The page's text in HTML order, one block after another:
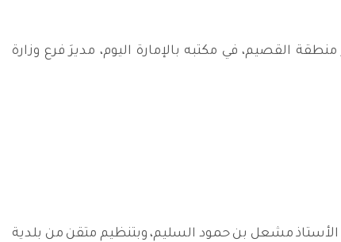
القصيم، في مكتبه بالإمارة اليوم، مديرَ فرع وزارة
مشعل بن حمود السليم، وبتنظيم متقن من بلدية